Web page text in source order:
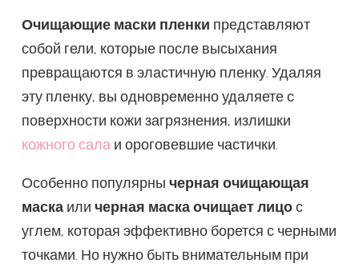
Очищающие маски пленки представляют
собой гели, которые после высыхания
превращаются в эластичную пленку. Удаляя
эту пленку, вы одновременно удаляете с
поверхности кожи загрязнения, излишки
кожного сала и ороговевшие частички.
Особенно популярны черная очищающая
маска или черная маска очищает лицос
углем, которая эффективно борется с черными
точками. Но нужно быть внимательным при